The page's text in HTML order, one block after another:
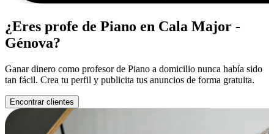
¿Eres profe de Piano en Cala Major -
Génova?
Ganar dinero como profesor de Piano a domicilio nunca había sido
tan fácil. Crea tu perfil y publicita tus anuncios de forma gratuita.
Encontrar clientes